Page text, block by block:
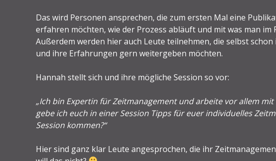
Das wird Personen ansprechen, die zum ersten Mal eine
erfahren möchten, wie der Prozess abläuft und mit was man im
Außerdem werden hier auch Leute teilnehmen, die selbst
und ihre Erfahrungen gern weitergeben möchten.
Hannah stellt sich und ihre mögliche Session so vor:
„Ich bin Expertin für Zeitmanagement und arbeite vor allem
gebe ich euch in einer Session Tipps für euer individuelles
Session kommen?“
Hier sind ganz klar Leute angesprochen, die ihr